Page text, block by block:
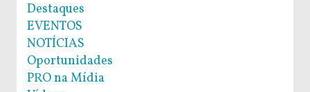
Destaques
EVENTOS
NOTÍCIAS
Oportunidades
PRO na Mídia